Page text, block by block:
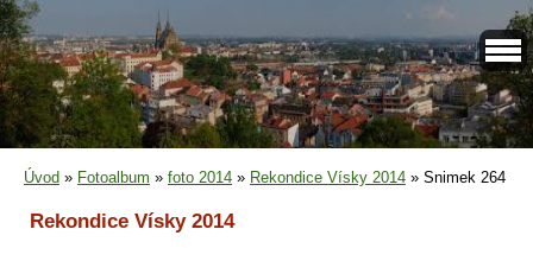
Úvod » Fotoalbum » foto 2014 » Rekondice Vísky 2014 » Snimek 264
Rekondice Vísky 2014